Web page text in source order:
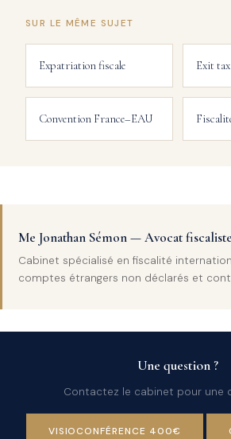
SUR LE MÊME SUJET
Expatriation fiscale Exit tax
Convention France–EAU
Me Jonathan Sémon — Avocat
Cabinet spécialisé en fiscalité
comptes étrangers non déclarés et
Une question ?
Contactez le cabinet pour une
VISIOCONFÉRENCE 400€